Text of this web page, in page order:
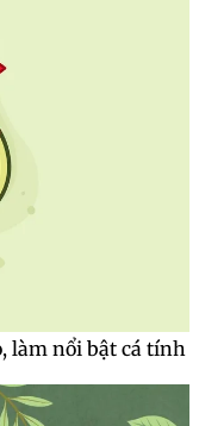
làm nổi bật cá tính